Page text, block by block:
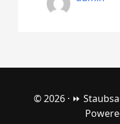
© 2026 · ⏩